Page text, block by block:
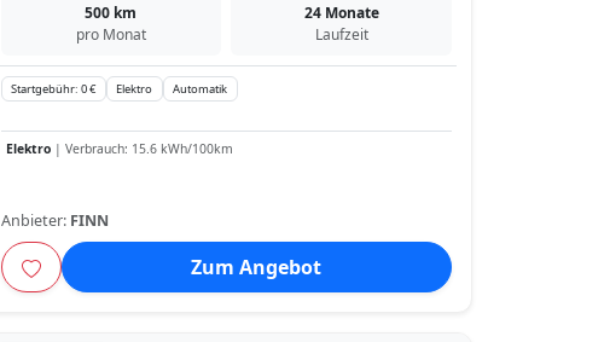
500 km
pro Monat
24 Monate
Laufzeit
Startgebühr: 0 € Elektro Automatik
Elektro| Verbrauch: 15.6 kWh/100km
Anbieter: FINN
Zum Angebot